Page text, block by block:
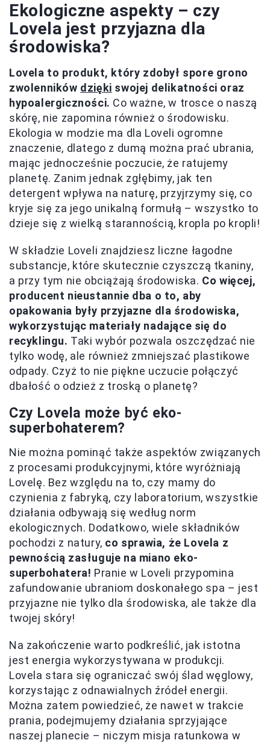
Ekologiczne aspekty – czy
Lovela jest przyjazna dla
środowiska?
Lovela to produkt, który zdobył spore grono
zwolenników dzięki swojej delikatności oraz
hypoalergiczności. Co ważne, w trosce o naszą
skórę, nie zapomina również o środowisku.
Ekologia w modzie ma dla Loveli ogromne
znaczenie, dlatego z dumą można prać ubrania,
mając jednocześnie poczucie, że ratujemy
planetę. Zanim jednak zgłębimy, jak ten
detergent wpływa na naturę, przyjrzymy się, co
kryje się za jego unikalną formułą – wszystko to
dzieje się z wielką starannością, kropla po kropli!
W składzie Loveli znajdziesz liczne łagodne
substancje, które skutecznie czyszczą tkaniny,
a przy tym nie obciążają środowiska. Co więcej,
producent nieustannie dba o to, aby
opakowania były przyjazne dla środowiska,
wykorzystując materiały nadające się do
recyklingu. Taki wybór pozwala oszczędzać nie
tylko wodę, ale również zmniejszać plastikowe
odpady. Czyż to nie piękne uczucie połączyć
dbałość o odzież z troską o planetę?
Czy Lovela może być eko-
superbohaterem?
Nie można pominąć także aspektów związanych
z procesami produkcyjnymi, które wyróżniają
Lovelę. Bez względu na to, czy mamy do
czynienia z fabryką, czy laboratorium, wszystkie
działania odbywają się według norm
ekologicznych. Dodatkowo, wiele składników
pochodzi z natury, co sprawia, że Lovela z
pewnością zasługuje na miano eko-
superbohatera! Pranie w Loveli przypomina
zafundowanie ubraniom doskonałego spa – jest
przyjazne nie tylko dla środowiska, ale także dla
twojej skóry!
Na zakończenie warto podkreślić, jak istotna
jest energia wykorzystywana w produkcji.
Lovela stara się ograniczać swój ślad węglowy,
korzystając z odnawialnych źródeł energii.
Można zatem powiedzieć, że nawet w trakcie
prania, podejmujemy działania sprzyjające
naszej planecie – niczym misja ratunkowa w